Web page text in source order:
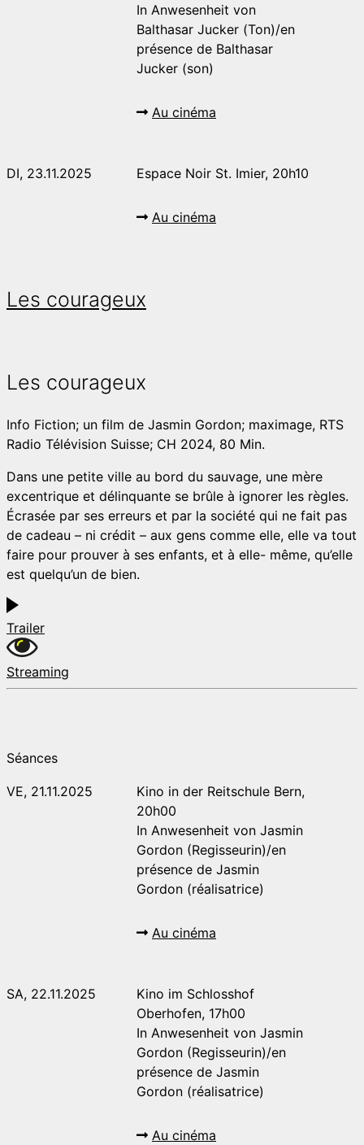
In Anwesenheit von
Balthasar Jucker (Ton)/en
présence de Balthasar
Jucker (son)
Au cinéma
DI, 23.11.2025 Espace Noir St. Imier, 20h10
Au cinéma
Les courageux
Les courageux
Info Fiction; un film de Jasmin Gordon; maximage, RTS
Radio Télévision Suisse; CH 2024, 80 Min.
Dans une petite ville au bord du sauvage, une mère
excentrique et délinquante se brûle à ignorer les règles.
Écrasée par ses erreurs et par la société qui ne fait pas
de cadeau – ni crédit – aux gens comme elle, elle va tout
faire pour prouver à ses enfants, et à elle- même, qu’elle
est quelqu’un de bien.
Trailer
Streaming
Séances
VE, 21.11.2025
Kino in der Reitschule Bern,
20h00
In Anwesenheit von Jasmin
Gordon (Regisseurin)/en
présence de Jasmin
Gordon (réalisatrice)
Au cinéma
SA, 22.11.2025
Kino im Schlosshof
Oberhofen, 17h00
In Anwesenheit von Jasmin
Gordon (Regisseurin)/en
présence de Jasmin
Gordon (réalisatrice)
Au cinéma